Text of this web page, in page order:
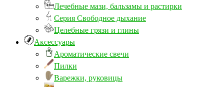
Лечебные мази, бальзамы и растирки
Серия Свободное дыхание
Целебные грязи и глины
Аксессуары
Ароматические свечи
Пилки
Варежки, руковицы